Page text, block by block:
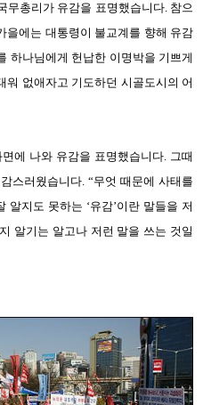
무총리가 유감을 표명했습니다. 참으
을에는 대통령이 불교계를 향해 유감
하나님에게 헌납한 이명박을 기쁘게
워 없애자고 기도하던 시골도시의 어
에 나와 유감을 표명했습니다. 그때
스러웠습니다. “무엇 때문에 사태를
알지도 못하는 ‘유감’이란 말들을 저
알기는 알고나 저런 말을 쓰는 것일